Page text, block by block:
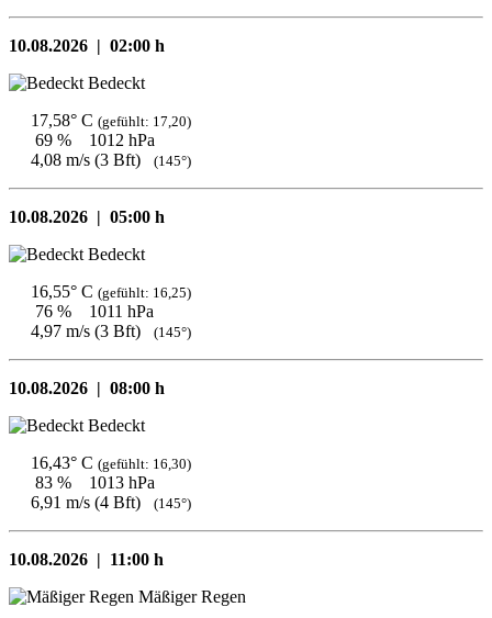
10.08.2026 | 02:00 h
Bedeckt
17,58° C (gefühlt: 17,20)
69 %
1012 hPa
4,08 m/s (3 Bft)
(145°)
10.08.2026 | 05:00 h
Bedeckt
16,55° C (gefühlt: 16,25)
76 %
1011 hPa
4,97 m/s (3 Bft)
(145°)
10.08.2026 | 08:00 h
Bedeckt
16,43° C (gefühlt: 16,30)
83 %
1013 hPa
6,91 m/s (4 Bft)
(145°)
10.08.2026 | 11:00 h
Mäßiger Regen